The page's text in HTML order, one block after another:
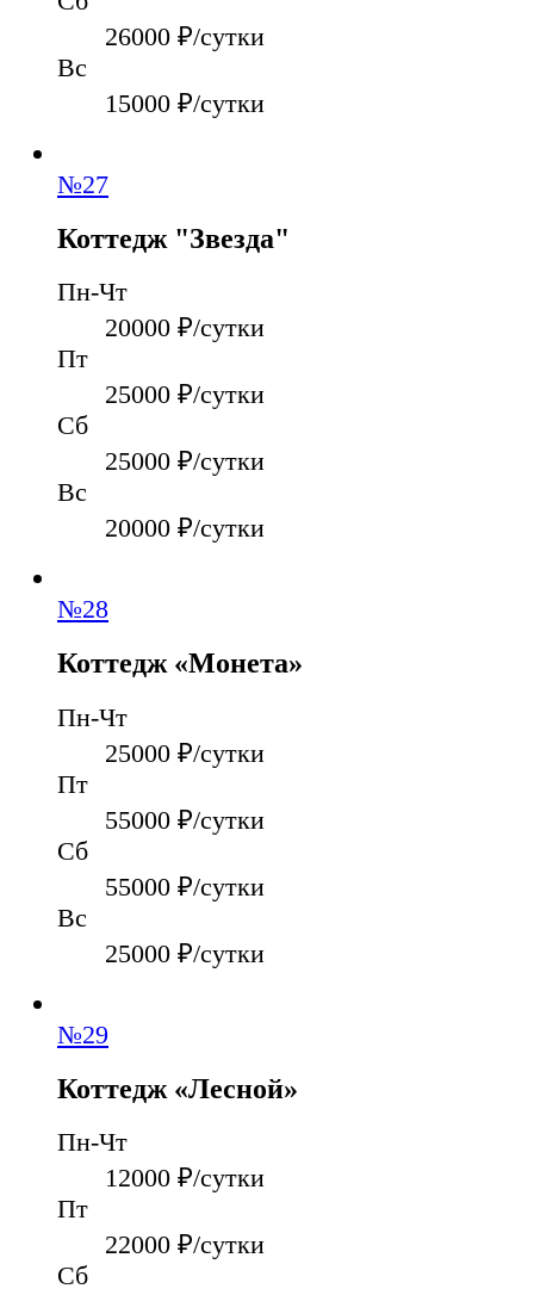
26000 ₽/сутки
Вс
15000 ₽/сутки
№27
Коттедж "Звезда"
Пн-Чт
20000 ₽/сутки
Пт
25000 ₽/сутки
Сб
25000 ₽/сутки
Вс
20000 ₽/сутки
№28
Коттедж «Монета»
Пн-Чт
25000 ₽/сутки
Пт
55000 ₽/сутки
Сб
55000 ₽/сутки
Вс
25000 ₽/сутки
№29
Коттедж «Лесной»
Пн-Чт
12000 ₽/сутки
Пт
22000 ₽/сутки
Сб